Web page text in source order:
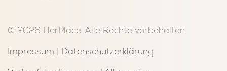
© 2026 HerPlace. Alle Rechte vorbehalten.
Impressum | Datenschutzerklärung